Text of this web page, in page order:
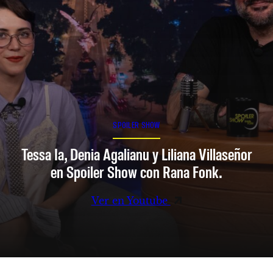
SPOILER SHOW
Tessa Ia, Denia Agalianu y Liliana Villaseñor
en Spoiler Show con Rana Fonk.
Ver en Youtube